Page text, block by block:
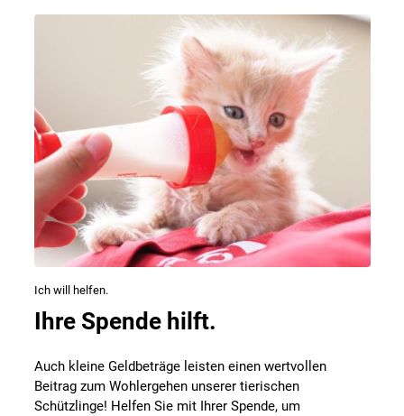
Ich will helfen.
Ihre Spende hilft.
Auch kleine Geldbeträge leisten einen wertvollen
Beitrag zum Wohlergehen unserer tierischen
Schützlinge! Helfen Sie mit Ihrer Spende, um